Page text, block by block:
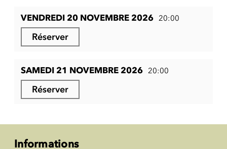
VENDREDI 20 NOVEMBRE 2026 20:00
Réserver
SAMEDI 21 NOVEMBRE 2026 20:00
Réserver
Informations